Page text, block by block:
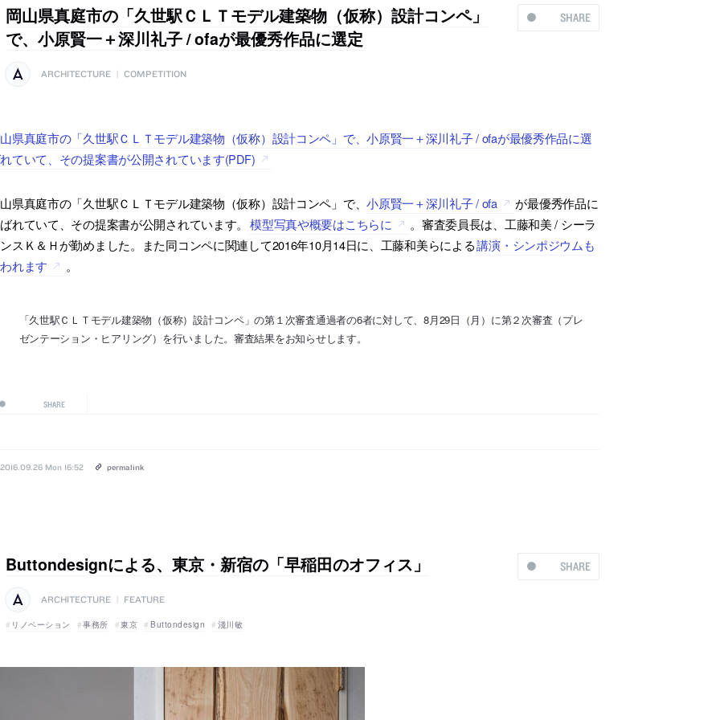
SHARE
岡山県真庭市の「久世駅ＣＬＴモデル建築物（仮称）設計コンペ」
で、小原賢一＋深川礼子 / ofaが最優秀作品に選定
ARCHITECTURE COMPETITION
県真庭市の「久世駅ＣＬＴモデル建築物（仮称）設計コンペ」で、小原賢一＋深川礼子 / ofaが最優秀作品に選
ていて、その提案書が公開されています(PDF)
県真庭市の「久世駅ＣＬＴモデル建築物（仮称）設計コンペ」で、小原賢一＋深川礼子 / ofa
が最優秀作品に
れていて、その提案書が公開されています。 模型写真や概要はこちらに
。審査委員長は、工藤和美 / シーラ
スＫ＆Ｈが勤めました。また同コンペに関連して2016年10月14日に、工藤和美らによる講演・シンポジウムも
れます
。
「久世駅ＣＬＴモデル建築物（仮称）設計コンペ」の第１次審査通過者の6者に対して、8月29日（月）に第２次審査（プレ
ゼンテーション・ヒアリング）を行いました。審査結果をお知らせします。
SHARE
2016.09.26 Mon 16:52 permalink
SHARE
Buttondesignによる、東京・新宿の「早稲田のオフィス」
ARCHITECTURE FEATURE
リノベーション 事務所 東京 Buttondesign 淺川敏